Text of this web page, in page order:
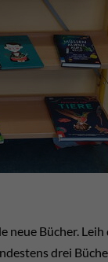
Bücher. Leih
drei